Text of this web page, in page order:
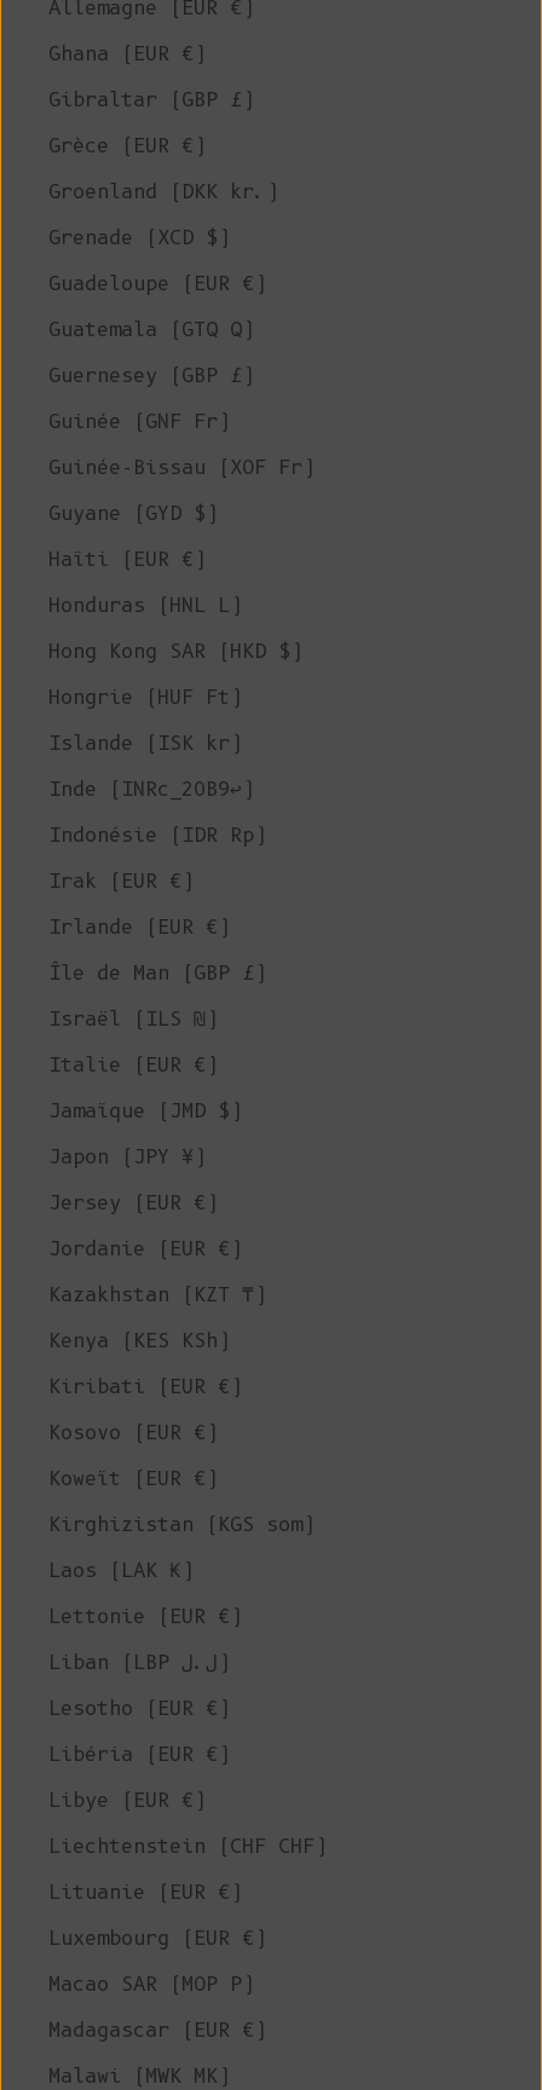
Allemagne (EUR €)
Ghana (EUR €)
Gibraltar (GBP £)
Grèce (EUR €)
Groenland (DKK kr.)
Grenade (XCD $)
Guadeloupe (EUR €)
Guatemala (GTQ Q)
Guernesey (GBP £)
Guinée (GNF Fr)
Guinée-Bissau (XOF Fr)
Guyane (GYD $)
Haïti (EUR €)
Honduras (HNL L)
Hong Kong SAR (HKD $)
Hongrie (HUF Ft)
Islande (ISK kr)
Inde (INRc_20B9↩)
Indonésie (IDR Rp)
Irak (EUR €)
Irlande (EUR €)
Île de Man (GBP £)
Israël (ILS ₪)
Italie (EUR €)
Jamaïque (JMD $)
Japon (JPY ¥)
Jersey (EUR €)
Jordanie (EUR €)
Kazakhstan (KZT ₸)
Kenya (KES KSh)
Kiribati (EUR €)
Kosovo (EUR €)
Koweït (EUR €)
Kirghizistan (KGS som)
Laos (LAK ₭)
Lettonie (EUR €)
Liban (LBP ل.ل)
Lesotho (EUR €)
Libéria (EUR €)
Libye (EUR €)
Liechtenstein (CHF CHF)
Lituanie (EUR €)
Luxembourg (EUR €)
Macao SAR (MOP P)
Madagascar (EUR €)
Malawi (MWK MK)